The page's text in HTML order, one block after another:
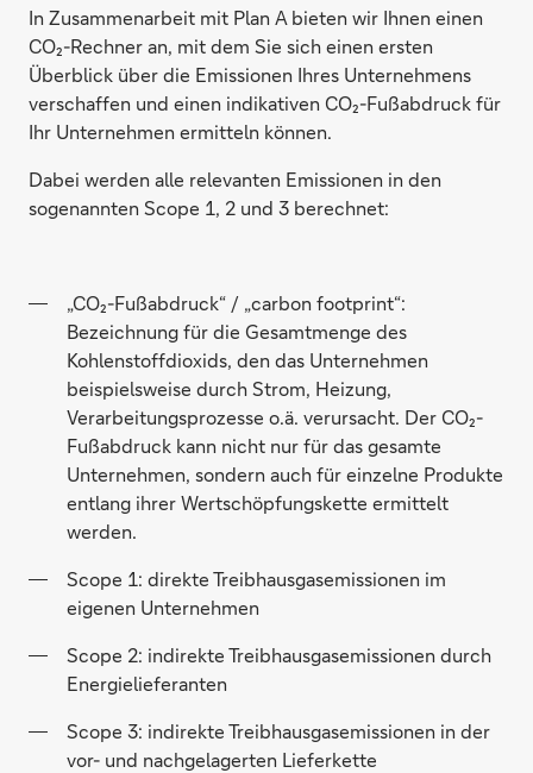
In Zusammenarbeit mit Plan A bieten wir Ihnen einen
CO₂-Rechner an, mit dem Sie sich einen ersten
Überblick über die Emissionen Ihres Unternehmens
verschaffen und einen indikativen CO₂-Fußabdruck für
Ihr Unternehmen ermitteln können.
Dabei werden alle relevanten Emissionen in den
sogenannten Scope 1, 2 und 3 berechnet:
„CO₂-Fußabdruck“ / „carbon footprint“:
Bezeichnung für die Gesamtmenge des
Kohlenstoffdioxids, den das Unternehmen
beispielsweise durch Strom, Heizung,
Verarbeitungsprozesse o.ä. verursacht. Der CO₂-
Fußabdruck kann nicht nur für das gesamte
Unternehmen, sondern auch für einzelne Produkte
entlang ihrer Wertschöpfungskette ermittelt
werden.
Scope 1: direkte Treibhausgasemissionen im
eigenen Unternehmen
Scope 2: indirekte Treibhausgasemissionen durch
Energielieferanten
Scope 3: indirekte Treibhausgasemissionen in der
vor- und nachgelagerten Lieferkette